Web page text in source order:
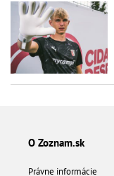
O Zoznam.sk
Právne informácie